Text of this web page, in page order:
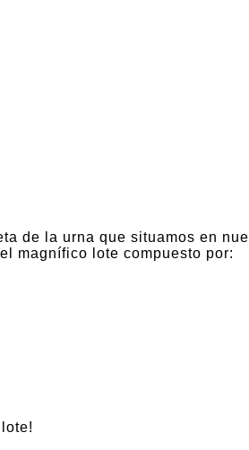
de la urna que situamos en
magnífico lote compuesto por: